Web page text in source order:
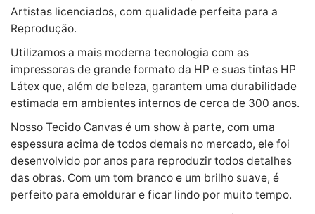
Artistas licenciados, com qualidade perfeita para a
Reprodução.
Utilizamos a mais moderna tecnologia com as
impressoras de grande formato da HP e suas tintas HP
Látex que, além de beleza, garantem uma durabilidade
estimada em ambientes internos de cerca de 300 anos.
Nosso Tecido Canvas é um show à parte, com uma
espessura acima de todos demais no mercado, ele foi
desenvolvido por anos para reproduzir todos detalhes
das obras. Com um tom branco e um brilho suave, é
perfeito para emoldurar e ficar lindo por muito tempo.